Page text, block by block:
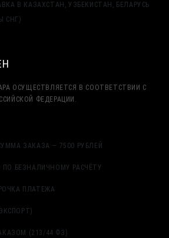
В КАЗАХСТАН, УЗБЕКИСТАН, БЕЛАРУСЬ
СНГ)
ОСУЩЕСТВЛЯЕТСЯ В СООТВЕТСТВИИ С
ФЕДЕРАЦИИ.
ЗАКАЗА — 7500 РУБЛЕЙ
БЕЗНАЛИЧНОМУ РАСЧЁТУ
ПЛАТЕЖА
(213/44 ФЗ)